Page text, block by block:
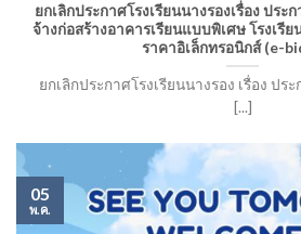
ยกเลิกประกาศโรงเรียนนางรองเรื่อง ประ
จ้างก่อสร้างอาคารเรียนแบบพิเศษ โรงเรี
ราคาอิเล็กทรอนิกส์ (e-
ยกเลิกประกาศโรงเรียนนางรอง เรื่อง ปร
[...]
05
พ.ค.